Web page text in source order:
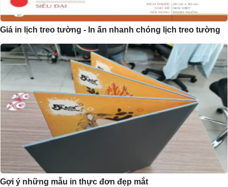
Giá in lịch treo tường - In ấn nhanh chóng lịch treo tường
Gợi ý những mẫu in thực đơn đẹp mắt